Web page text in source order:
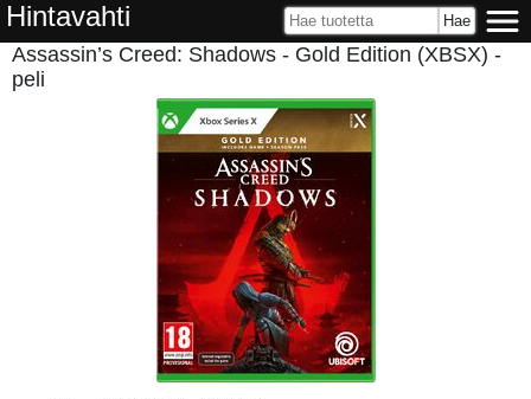
Hintavahti
Assassin’s Creed: Shadows - Gold Edition (XBSX) -
peli